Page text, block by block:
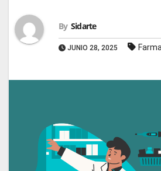
By Sidarte
JUNIO 28, 2025